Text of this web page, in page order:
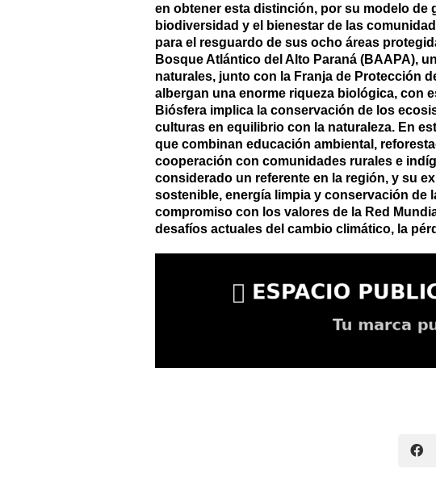
en obtener esta distinción, por su modelo de
biodiversidad y el bienestar de las
para el resguardo de sus ocho áreas
Bosque Atlántico del Alto Paraná (BAAPA),
naturales, junto con la Franja de Protección
albergan una enorme riqueza biológica, con
Biósfera implica la conservación de los
culturas en equilibrio con la naturaleza. En
que combinan educación ambiental,
cooperación con comunidades rurales e
considerado un referente en la región, y su
sostenible, energía limpia y conservación de
compromiso con los valores de la Red
desafíos actuales del cambio climático, la